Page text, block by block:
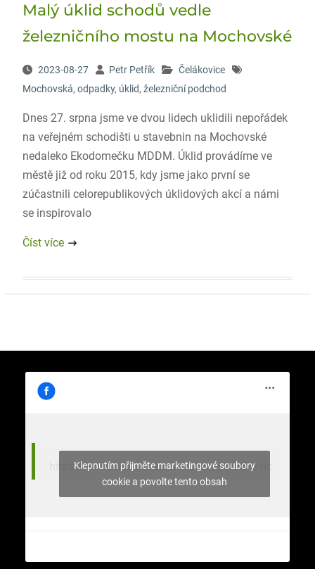
Malý úklid schodů vedle
železničního mostu na Mochovské
2023-08-27 Petr Petřík
Čelákovice
Mochovská, odpadky, úklid, železniční podchod
Dnes 27. srpna jsme ve dvou lidech uklidili nepořádek
na veřejném schodišti u stavebnin na Mochovské
nedaleko Ekodomečku MDDM. Úklid provádíme ve
městě již od roku 2015, kdy jsme jako první se
zúčastnili celorepublikových úklidových akcí a námi
se inspirovalo
Číst více
https://www.facebook.com/stromy.celakovic
Klepnutím přijměte marketingové soubory
cookie a povolte tento obsah